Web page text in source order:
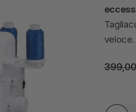
veloce.
399,00